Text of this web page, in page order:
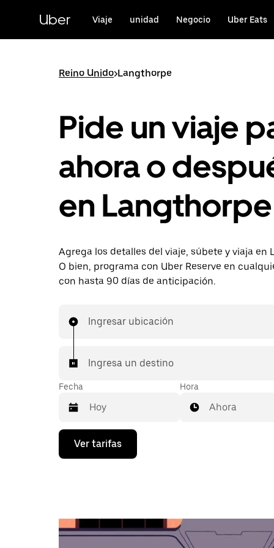
contenido
principal
Uber Viaje unidad Negocio Uber Eats
Reino Unido>Langthorpe
Pide un viaje
ahora o
en Langthorpe
Agrega los detalles del viaje, súbete y viaja en
O bien, programa con Uber Reserve en
con hasta 90 días de anticipación.
Ingresar ubicación
Ingresa un destino
Fecha
Presiona
flecha
el
calendario
Hora
Ahora
Ver tarifas